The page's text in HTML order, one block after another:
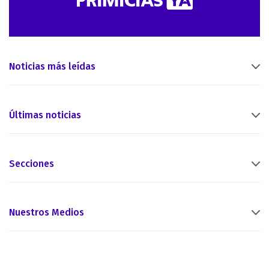
Noticias más leídas
Últimas noticias
Secciones
Nuestros Medios